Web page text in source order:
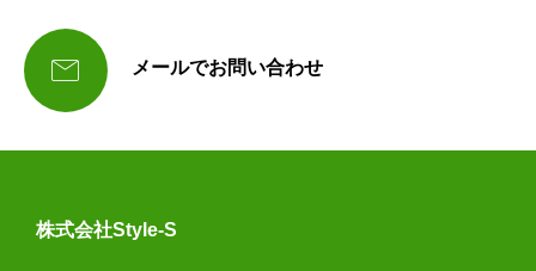
 メールでお問い合わせ
株式会社Style-S